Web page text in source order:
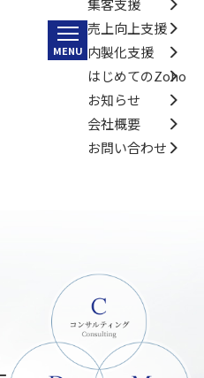
MENU
集客支援
売上向上支援
内製化支援
はじめてのZoho
お知らせ
会社概要
お問い合わせ